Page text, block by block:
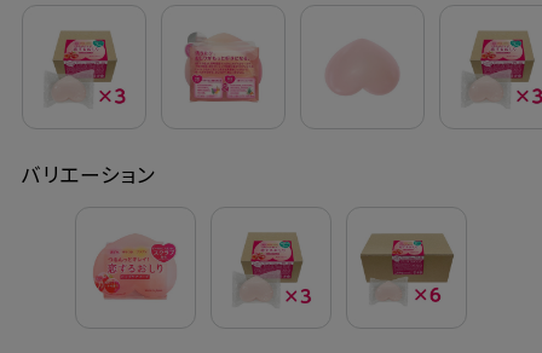
ご利用案内
会員登録でお得
NEWS一覧
利用規約
バリエーション